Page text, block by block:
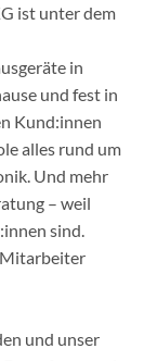
ist unter dem
in
und fest in
Kund:innen
alles rund um
Und mehr
– weil
sind.
Mitarbeiter
und unser